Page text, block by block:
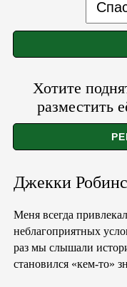
Хотите
разместить
Джекки
Меня всегда
неблагоприятных
раз мы слышали
становился «кем-то»